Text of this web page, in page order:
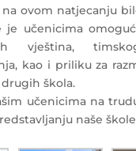
na ovom natjecanju
je učenicima
vještina,
kao i priliku za
škola.
učenicima na
naše